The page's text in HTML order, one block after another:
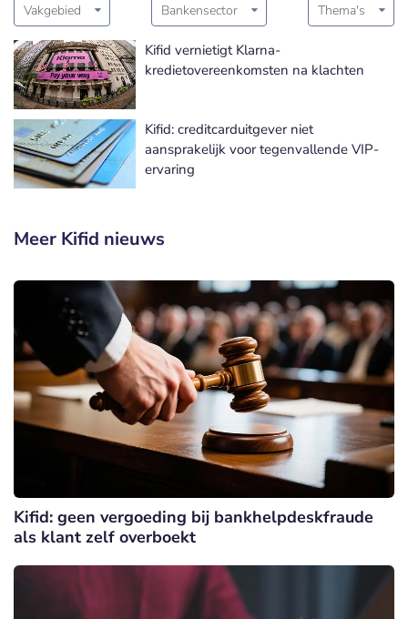
Vakgebied Bankensector Thema's
Kifid vernietigt Klarna-
kredietovereenkomsten na klachten
Kifid: creditcarduitgever niet
aansprakelijk voor tegenvallende VIP-
ervaring
Meer Kifid nieuws
Kifid: geen vergoeding bij bankhelpdeskfraude
als klant zelf overboekt